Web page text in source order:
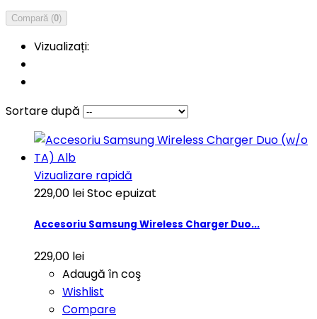
Compară (0)
Vizualizați:
Sortare după
Vizualizare rapidă
229,00 leiStoc epuizat
Accesoriu Samsung Wireless Charger Duo...
229,00 lei
Adaugă în coş
Wishlist
Compare